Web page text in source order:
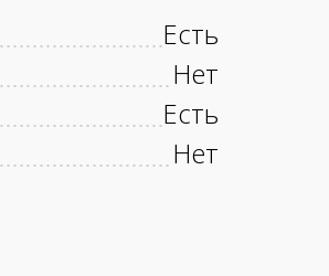
Есть
Нет
Есть
Нет